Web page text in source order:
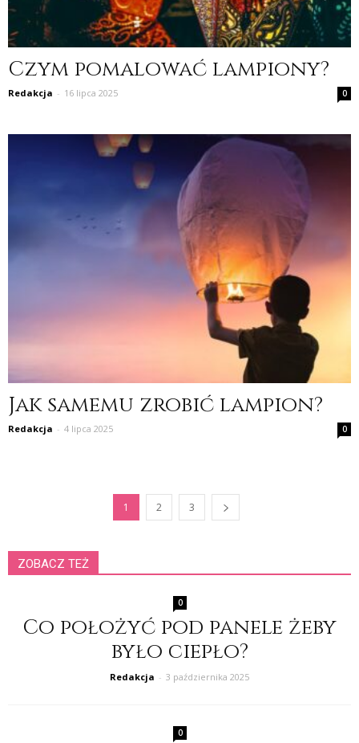
Czym pomalować lampiony?
Redakcja - 16 lipca 2025 0
Jak samemu zrobić lampion?
Redakcja - 4 lipca 2025 0
1 2 3
ZOBACZ TEŻ
0
Co położyć pod panele żeby
było ciepło?
Redakcja - 3 października 2025
0